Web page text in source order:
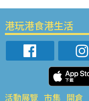
港玩港食港生活
活動展覽 市集 開倉